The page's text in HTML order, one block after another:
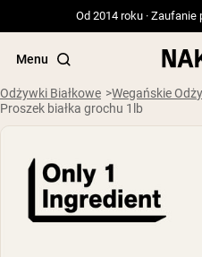
Od 2014 roku ·
Menu
Popularne wyszukiwania
”Protein Powder“
Odżywki Białkowe
Wegańskie
Proszek białka grochu 1lb